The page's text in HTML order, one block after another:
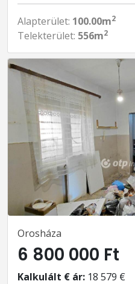
Alapterület: 100.00m2
Telekterület: 556m2
Orosháza
6 800 000 Ft
Kalkulált € ár: 18 579 €